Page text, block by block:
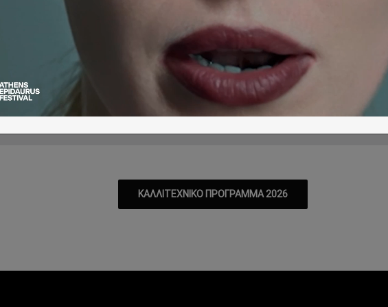
Επιδαύρου: Παγκόσμια πρεμιέρα για
σκηνοθεσία Γκαλίν Στόεφ
παύει να είναι βεβαιότητα; - Στις 7 και 8 Αυγούστου
Δ
Π
Σ
Τ
ΚΑΛΛΙΤΕΧΝΙΚΟ ΠΡΟΓΡΑΜΜΑ 2026